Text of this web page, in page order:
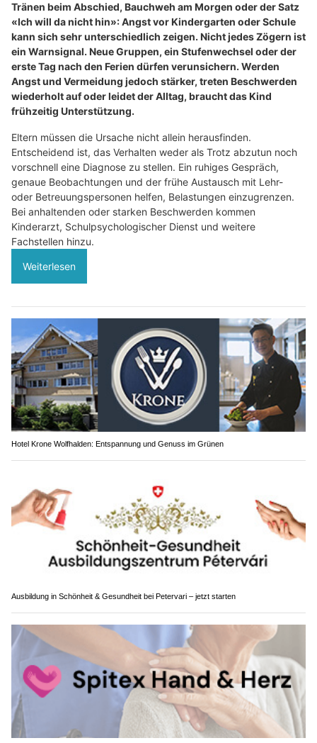
Tränen beim Abschied, Bauchweh am Morgen oder der Satz
«Ich will da nicht hin»: Angst vor Kindergarten oder Schule
kann sich sehr unterschiedlich zeigen. Nicht jedes Zögern ist
ein Warnsignal. Neue Gruppen, ein Stufenwechsel oder der
erste Tag nach den Ferien dürfen verunsichern. Werden
Angst und Vermeidung jedoch stärker, treten Beschwerden
wiederholt auf oder leidet der Alltag, braucht das Kind
frühzeitig Unterstützung.
Eltern müssen die Ursache nicht allein herausfinden.
Entscheidend ist, das Verhalten weder als Trotz abzutun noch
vorschnell eine Diagnose zu stellen. Ein ruhiges Gespräch,
genaue Beobachtungen und der frühe Austausch mit Lehr-
oder Betreuungspersonen helfen, Belastungen einzugrenzen.
Bei anhaltenden oder starken Beschwerden kommen
Kinderarzt, Schulpsychologischer Dienst und weitere
Fachstellen hinzu.
Weiterlesen
Hotel Krone Wolfhalden: Entspannung und Genuss im Grünen
Ausbildung in Schönheit & Gesundheit bei Petervari – jetzt starten